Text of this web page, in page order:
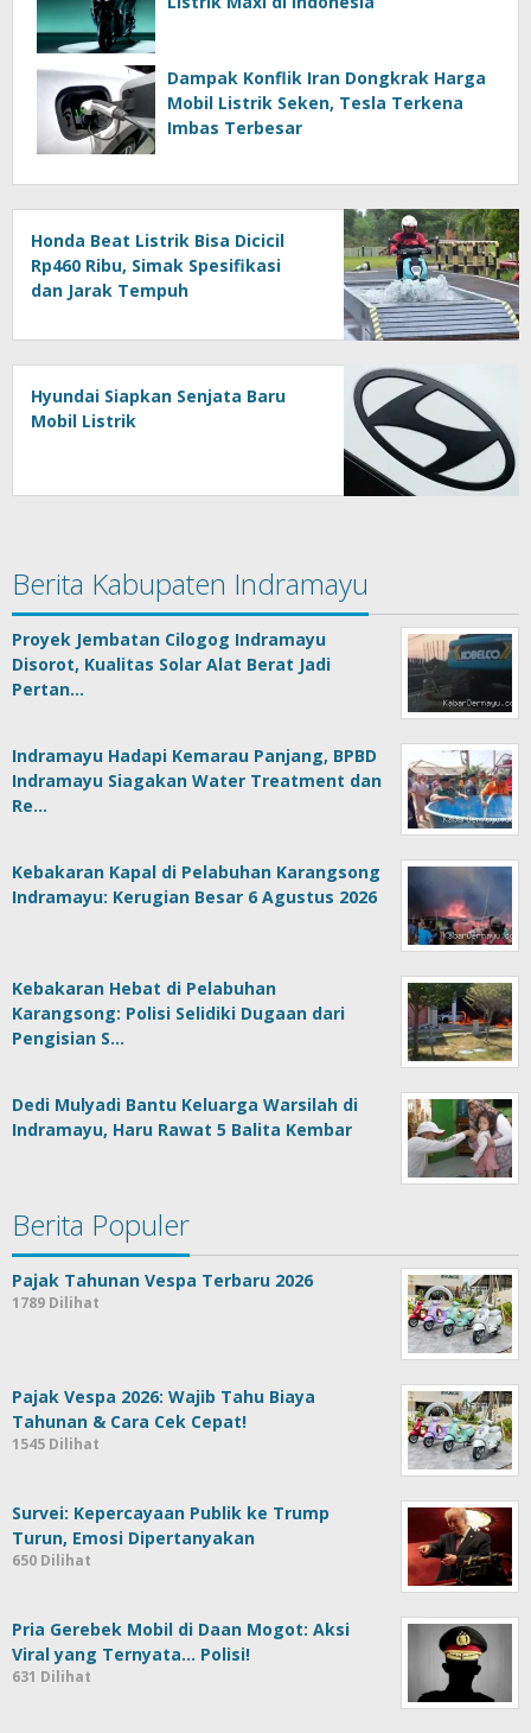
Dampak Konflik Iran Dongkrak Harga
Mobil Listrik Seken, Tesla Terkena
Imbas Terbesar
Honda Beat Listrik Bisa Dicicil
Rp460 Ribu, Simak Spesifikasi
dan Jarak Tempuh
Hyundai Siapkan Senjata Baru
Mobil Listrik
Berita Kabupaten Indramayu
Proyek Jembatan Cilogog Indramayu
Disorot, Kualitas Solar Alat Berat Jadi
Pertan…
Indramayu Hadapi Kemarau Panjang, BPBD
Indramayu Siagakan Water Treatment dan
Re…
Kebakaran Kapal di Pelabuhan Karangsong
Indramayu: Kerugian Besar 6 Agustus 2026
Kebakaran Hebat di Pelabuhan
Karangsong: Polisi Selidiki Dugaan dari
Pengisian S…
Dedi Mulyadi Bantu Keluarga Warsilah di
Indramayu, Haru Rawat 5 Balita Kembar
Berita Populer
Pajak Tahunan Vespa Terbaru 2026
1789 Dilihat
Pajak Vespa 2026: Wajib Tahu Biaya
Tahunan & Cara Cek Cepat!
1545 Dilihat
Survei: Kepercayaan Publik ke Trump
Turun, Emosi Dipertanyakan
650 Dilihat
Pria Gerebek Mobil di Daan Mogot: Aksi
Viral yang Ternyata… Polisi!
631 Dilihat